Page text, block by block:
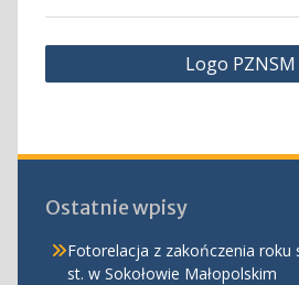
Nawigacja
wpisu
Logo PZNSM
Ostatnie wpisy
Fotorelacja z zakończenia roku
st. w Sokołowie Małopolskim